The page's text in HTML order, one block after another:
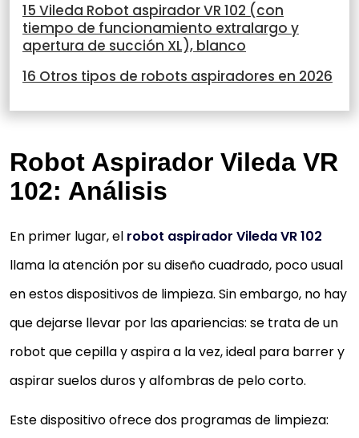
15 Vileda Robot aspirador VR 102 (con
tiempo de funcionamiento extralargo y
apertura de succión XL), blanco
16 Otros tipos de robots aspiradores en 2026
Robot Aspirador Vileda VR
102: Análisis
En primer lugar, el robot aspirador Vileda VR 102
llama la atención por su diseño cuadrado, poco usual
en estos dispositivos de limpieza. Sin embargo, no hay
que dejarse llevar por las apariencias: se trata de un
robot que cepilla y aspira a la vez, ideal para barrer y
aspirar suelos duros y alfombras de pelo corto.
Este dispositivo ofrece dos programas de limpieza: